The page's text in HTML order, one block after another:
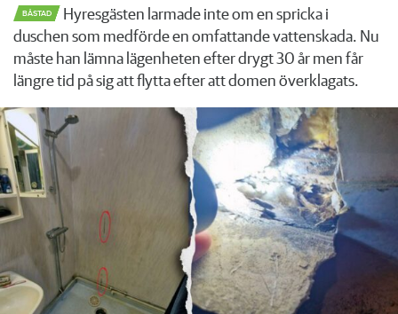
BÅSTAD
Hyresgästen larmade inte om en spricka i
duschen som medförde en omfattande vattenskada. Nu
måste han lämna lägenheten efter drygt 30 år men får
längre tid på sig att flytta efter att domen överklagats.